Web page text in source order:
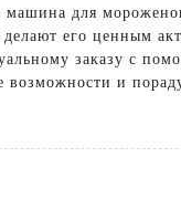
для
его ценным
заказу с
возможности и